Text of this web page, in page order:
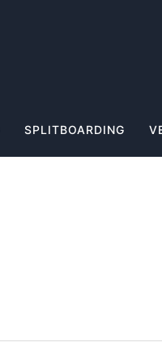
SPLITBOARDING